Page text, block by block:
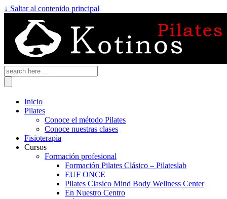
↓ Saltar al contenido principal
Inicio
Pilates
Conoce el método Pilates
Conoce nuestras clases
Fisioterapia
Cursos
Formación profesional
Formación Pilates Clásico – Pilateslab
EUF ONCE
Pilates Clasico Mind Body Wellness Center
En Nuestro Centro